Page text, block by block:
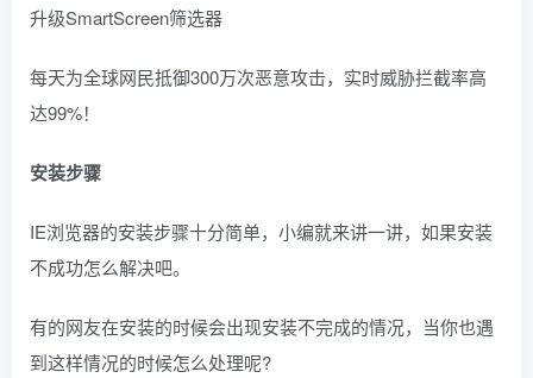
升级SmartScreen筛选器
每天为全球网民抵御300万次恶意攻击，实时威胁拦截率高
达99%！
安装步骤
IE浏览器的安装步骤十分简单，小编就来讲一讲，如果安装
不成功怎么解决吧。
有的网友在安装的时候会出现安装不完成的情况，当你也遇
到这样情况的时候怎么处理呢?